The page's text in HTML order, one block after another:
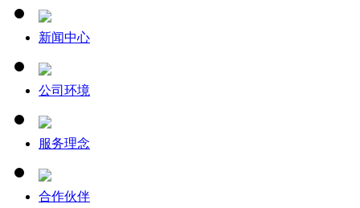
新闻中心
公司环境
服务理念
合作伙伴